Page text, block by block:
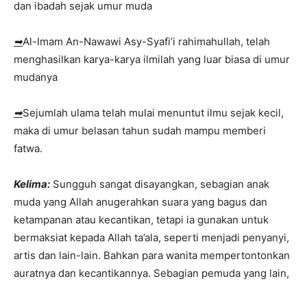
dan ibadah sejak umur muda
➡Al-Imam An-Nawawi Asy-Syafi’i rahimahullah, telah
menghasilkan karya-karya ilmilah yang luar biasa di umur
mudanya
➡Sejumlah ulama telah mulai menuntut ilmu sejak kecil,
maka di umur belasan tahun sudah mampu memberi
fatwa.
Kelima: Sungguh sangat disayangkan, sebagian anak
muda yang Allah anugerahkan suara yang bagus dan
ketampanan atau kecantikan, tetapi ia gunakan untuk
bermaksiat kepada Allah ta’ala, seperti menjadi penyanyi,
artis dan lain-lain. Bahkan para wanita mempertontonkan
auratnya dan kecantikannya. Sebagian pemuda yang lain,